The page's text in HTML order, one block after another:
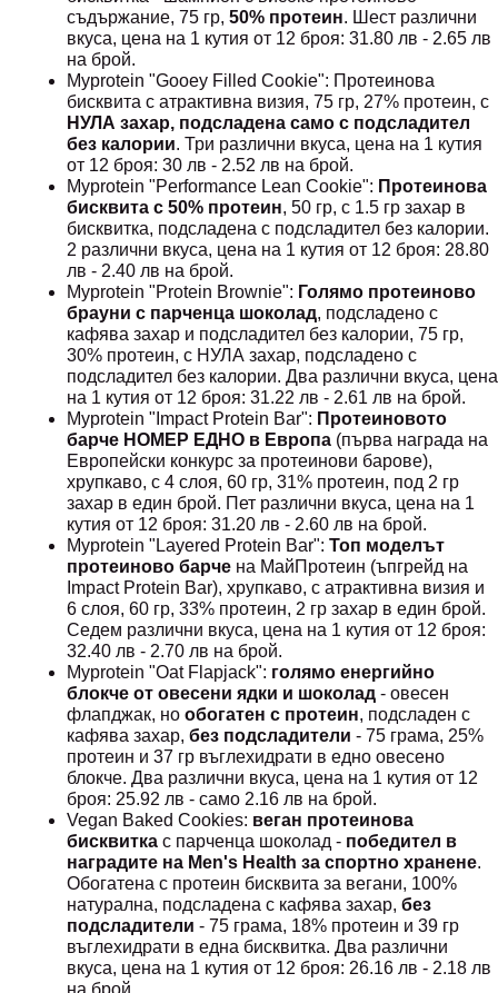
съдържание, 75 гр, 50% протеин. Шест различни
вкуса, цена на 1 кутия от 12 броя: 31.80 лв - 2.65 лв
на брой.
Myprotein "Gooey Filled Cookie": Протеинова
бисквита с атрактивна визия, 75 гр, 27% протеин, с
НУЛА захар, подсладена само с подсладител
без калории. Три различни вкуса, цена на 1 кутия
от 12 броя: 30 лв - 2.52 лв на брой.
Myprotein "Performance Lean Cookie": Протеинова
бисквита с 50% протеин, 50 гр, с 1.5 гр захар в
бисквитка, подсладена с подсладител без калории.
2 различни вкуса, цена на 1 кутия от 12 броя: 28.80
лв - 2.40 лв на брой.
Myprotein "Protein Brownie": Голямо протеиново
брауни с парченца шоколад, подсладено с
кафява захар и подсладител без калории, 75 гр,
30% протеин, с НУЛА захар, подсладено с
подсладител без калории. Два различни вкуса, цена
на 1 кутия от 12 броя: 31.22 лв - 2.61 лв на брой.
Myprotein "Impact Protein Bar": Протеиновото
барче НОМЕР ЕДНО в Европа (първа награда на
Европейски конкурс за протеинови барове),
хрупкаво, с 4 слоя, 60 гр, 31% протеин, под 2 гр
захар в един брой. Пет различни вкуса, цена на 1
кутия от 12 броя: 31.20 лв - 2.60 лв на брой.
Myprotein "Layered Protein Bar": Топ моделът
протеиново барче на МайПротеин (ъпгрейд на
Impact Protein Bar), хрупкаво, с атрактивна визия и
6 слоя, 60 гр, 33% протеин, 2 гр захар в един брой.
Седем различни вкуса, цена на 1 кутия от 12 броя:
32.40 лв - 2.70 лв на брой.
Myprotein "Oat Flapjack": голямо енергийно
блокче от овесени ядки и шоколад - овесен
флапджак, но обогатен с протеин, подсладен с
кафява захар, без подсладители - 75 грама, 25%
протеин и 37 гр въглехидрати в едно овесено
блокче. Два различни вкуса, цена на 1 кутия от 12
броя: 25.92 лв - само 2.16 лв на брой.
Vegan Baked Cookies: веган протеинова
бисквитка с парченца шоколад - победител в
наградите на Men's Health за спортно хранене.
Обогатена с протеин бисквита за вегани, 100%
натурална, подсладена с кафява захар, без
подсладители - 75 грама, 18% протеин и 39 гр
въглехидрати в една бисквитка. Два различни
вкуса, цена на 1 кутия от 12 броя: 26.16 лв - 2.18 лв